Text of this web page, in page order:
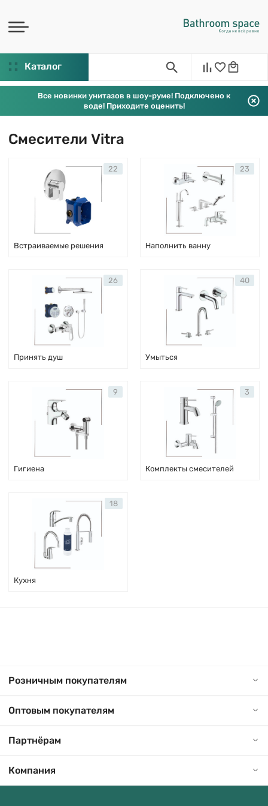
Каталог
Все новинки унитазов в шоу-руме! Подключено к
воде! Приходите оценить!
Смесители Vitra
Встраиваемые решения
22
Наполнить ванну
23
Принять душ
26
Умыться
40
Гигиена
9
Комплекты смесителей
3
Кухня
18
Розничным покупателям
Оптовым покупателям
Партнёрам
Компания